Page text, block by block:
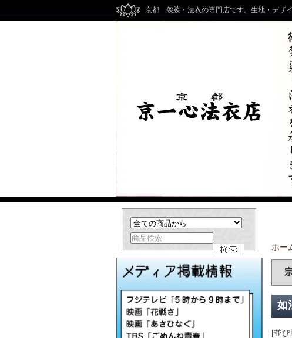
京都 袈裟・法衣の専門店です。生地・デザ
ホー
如
[並